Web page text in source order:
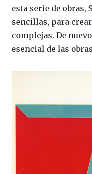
esta serie de obras,
sencillas, para
complejas. De
esencial de las